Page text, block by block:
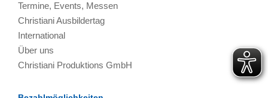
Termine, Events, Messen
Christiani Ausbildertag
International
Über uns
Christiani Produktions GmbH